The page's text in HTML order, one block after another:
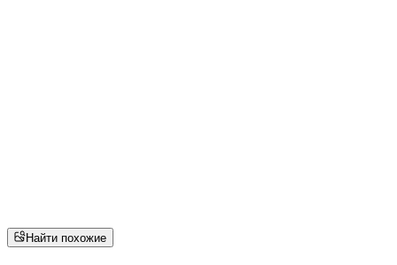
Найти похожие